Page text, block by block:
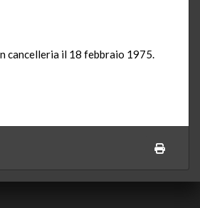
cancelleria il 18 febbraio 1975.